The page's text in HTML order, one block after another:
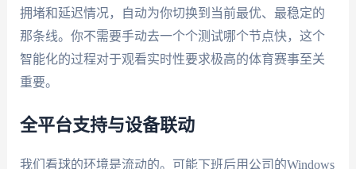
拥堵和延迟情况，自动为你切换到当前最优、最稳定的
那条线。你不需要手动去一个个测试哪个节点快，这个
智能化的过程对于观看实时性要求极高的体育赛事至关
重要。
全平台支持与设备联动
我们看球的环境是流动的。可能下班后用公司的Windows